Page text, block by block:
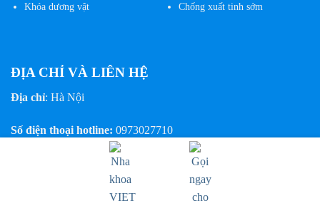
Khóa dương vật Chống xuất tinh sớm
ĐỊA CHỈ VÀ LIÊN HỆ
Địa chỉ: Hà Nội
Số điện thoại hotline: 0973027710
https://zalo.me/0348589953